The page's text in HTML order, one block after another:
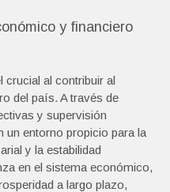
y financiero
crucial al contribuir al
del país. A través de
y supervisión
un entorno propicio para la
y la estabilidad
en el sistema económico,
a largo plazo,